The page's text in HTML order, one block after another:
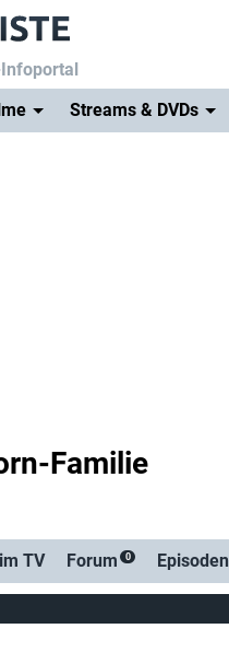
Streams & DVDs
Familie
im TV Forum 0 Episoden